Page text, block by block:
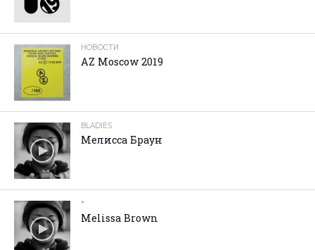
НОВОСТИ
AZ Moscow 2019
BLADIES
Мелисса Браун
*
Melissa Brown